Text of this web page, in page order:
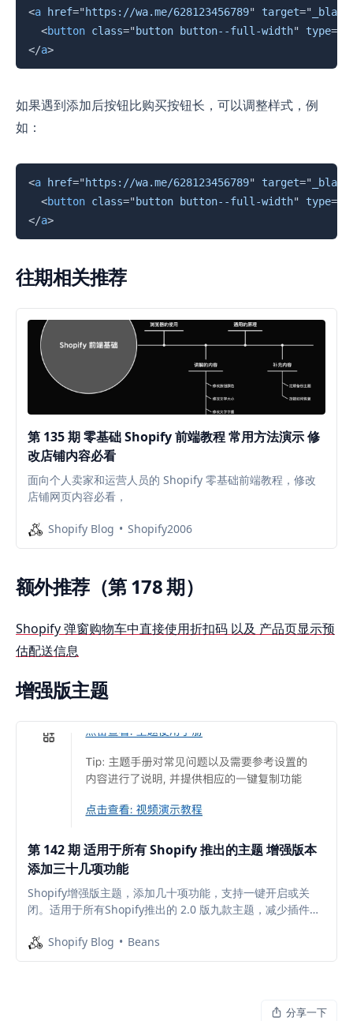
<a href=" https://wa.me/628123456789" target=" _blank
<button class=" button button--full-width" type=
</a>
复制
如果遇到添加后按钮比购买按钮长，可以调整样式，例
如：
<a href=" https://wa.me/628123456789" target=" _blank
<button class=" button button--full-width" type=
</a>
复制
往期相关推荐
第 135 期 零基础 Shopify 前端教程 常用方法演示 修
改店铺内容必看
面向个人卖家和运营人员的 Shopify 零基础前端教程，修改
店铺网页内容必看，
Shopify Blog Shopify2006
额外推荐（第 178 期）
Shopify 弹窗购物车中直接使用折扣码 以及 产品页显示预
估配送信息
增强版主题
第 142 期 适用于所有 Shopify 推出的主题 增强版本
添加三十几项功能
Shopify增强版主题，添加几十项功能，支持一键开启或关
闭。适用于所有Shopify推出的 2.0 版九款主题，减少插件安
Shopify Blog
Beans
分享一下